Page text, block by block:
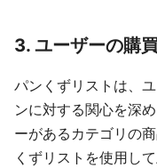
3. ユーザーの購
パンくずリストは、
ンに対する関心を深
ーがあるカテゴリの
くずリストを使用し